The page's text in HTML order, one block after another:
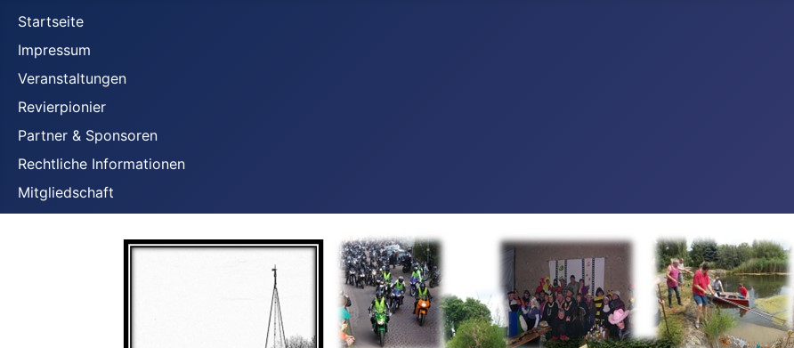
Startseite
Impressum
Veranstaltungen
Revierpionier
Partner & Sponsoren
Rechtliche Informationen
Mitgliedschaft